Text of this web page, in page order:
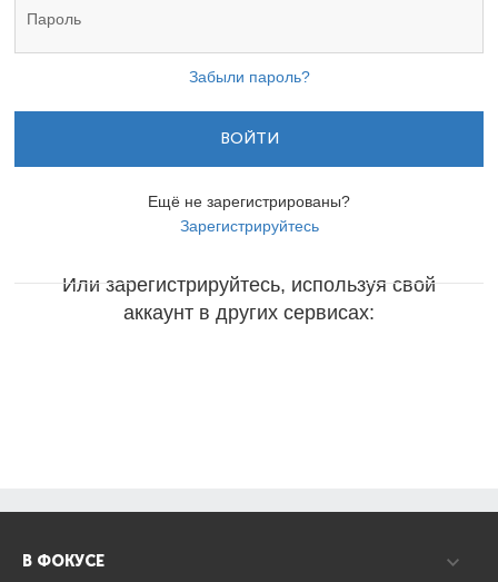
Забыли пароль?
ВОЙТИ
Ещё не зарегистрированы?
Зарегистрируйтесь
Или зарегистрируйтесь, используя свой
аккаунт в других сервисах:
В ФОКУСЕ